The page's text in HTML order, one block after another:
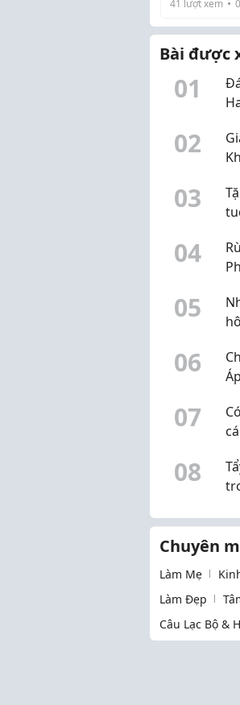
41 lượt xem 0
Bài được
01
02
03
04
05
06
07
08
Chuyên
Làm Mẹ
Làm Đẹp
Câu Lạc Bộ &